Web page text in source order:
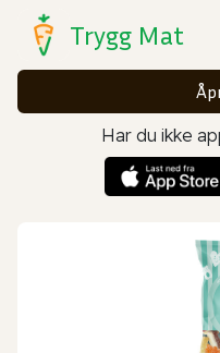
Trygg Mat
Har du ikke